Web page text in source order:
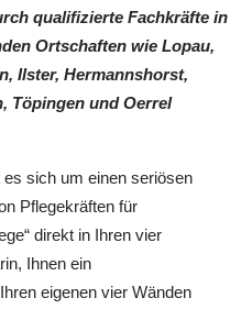
qualifizierte Fachkräfte in
Ortschaften wie Lopau,
Ilster, Hermannshorst,
Töpingen und Oerrel
sich um einen seriösen
Pflegekräften für
direkt in Ihren vier
Ihnen ein
eigenen vier Wänden